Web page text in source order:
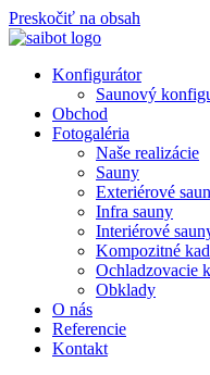
Preskočiť na obsah
Konfigurátor
Saunový
Obchod
Fotogaléria
Naše realizácie
Sauny
Exteriérové
Infra sauny
Interiérové
Kompozitné
Ochladzovacie
Obklady
O nás
Referencie
Kontakt